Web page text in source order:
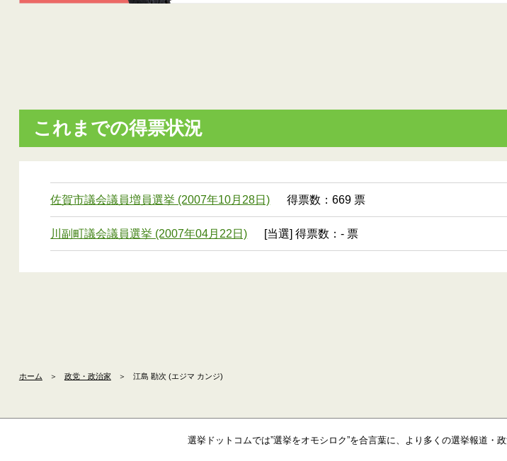
これまでの得票状況
佐賀市議会議員増員選挙 (2007年10月28日) 得票数：669 票
川副町議会議員選挙 (2007年04月22日) [当選] 得票数：- 票
ホーム ＞ 政党・政治家 ＞ 江島 勘次 (エジマ カンジ)
選挙ドットコムでは”選挙をオモシロク”を合言葉に、より多くの選挙報道・